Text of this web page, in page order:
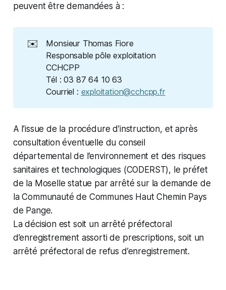
peuvent être demandées à :
✉️
Monsieur Thomas Fiore
Responsable pôle exploitation
CCHCPP
Tél : 03 87 64 10 63
Courriel : exploitation@cchcpp.fr
A l’issue de la procédure d’instruction, et après
consultation éventuelle du conseil
départemental de l’environnement et des risques
sanitaires et technologiques (CODERST), le préfet
de la Moselle statue par arrêté sur la demande de
la Communauté de Communes Haut Chemin Pays
de Pange.
La décision est soit un arrêté préfectoral
d’enregistrement assorti de prescriptions, soit un
arrêté préfectoral de refus d’enregistrement.